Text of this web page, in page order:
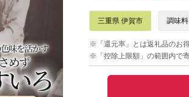
三重県 伊賀市 調味
※「還元率」とは返礼品のお
※「控除上限額」の範囲内で